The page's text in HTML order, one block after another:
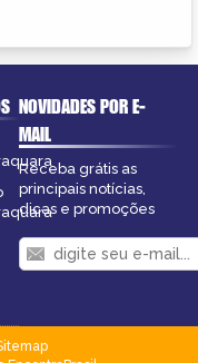
NOVIDADES POR E-
MAIL
Receba grátis as
principais notícias,
dicas e promoções